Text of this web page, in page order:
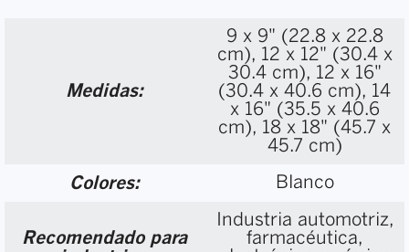
Medidas:
9 x 9" (22.8 x 22.8
cm), 12 x 12" (30.4 x
30.4 cm), 12 x 16"
(30.4 x 40.6 cm), 14
x 16" (35.5 x 40.6
cm), 18 x 18" (45.7 x
45.7 cm)
Colores: Blanco
Recomendado para
Industria automotriz,
farmacéutica,